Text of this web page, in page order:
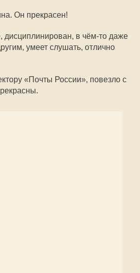
Он прекрасен!
дисциплинирован, в чём-то даже
умеет слушать, отлично
«Почты России», повезло с